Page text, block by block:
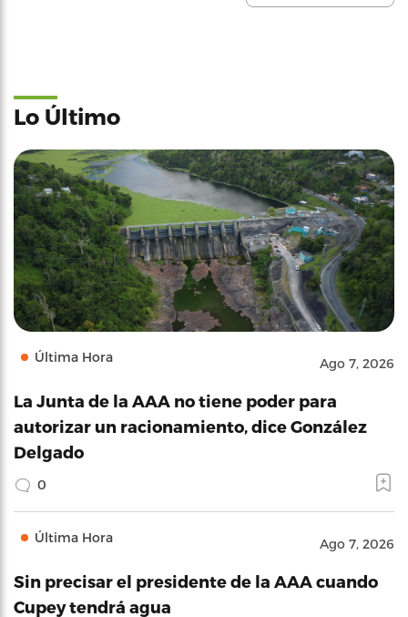
Lo Último
Última Hora Ago 7, 2026
La Junta de la AAA no tiene poder para
autorizar un racionamiento, dice González
Delgado
0
Última Hora Ago 7, 2026
Sin precisar el presidente de la AAA cuando
Cupey tendrá agua